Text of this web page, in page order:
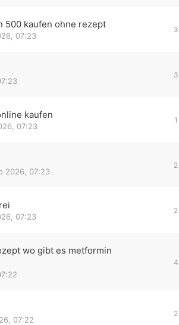
500 kaufen ohne rezept
07:23
3
3
kaufen
07:23
1
2026, 07:23
2
07:23
2
wo gibt es metformin
4
07:22
2